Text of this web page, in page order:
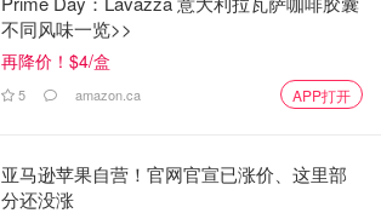
不同风味一览>>
再降价！$4/盒
5 amazon.ca APP打开
亚马逊苹果自营！官网官宣已涨价、这里部
分还没涨